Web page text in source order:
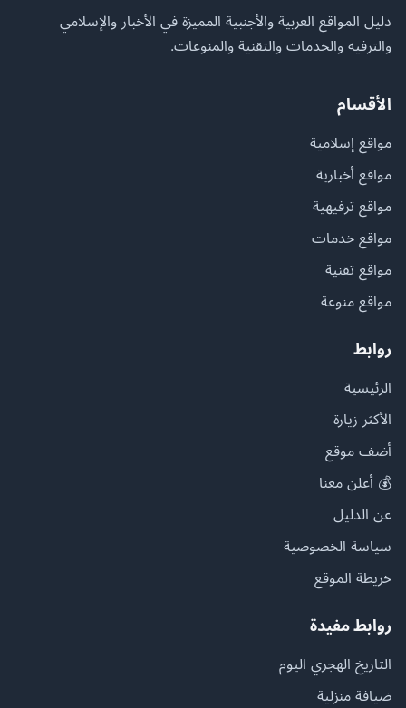
دليل المواقع العربية والأجنبية المميزة في الأخبار والإسلامي
والترفيه والخدمات والتقنية والمنوعات.
الأقسام
مواقع إسلامية
مواقع أخبارية
مواقع ترفيهية
مواقع خدمات
مواقع تقنية
مواقع منوعة
روابط
الرئيسية
الأكثر زيارة
أضف موقع
💰 أعلن معنا
عن الدليل
سياسة الخصوصية
خريطة الموقع
روابط مفيدة
التاريخ الهجري اليوم
ضيافة منزلية